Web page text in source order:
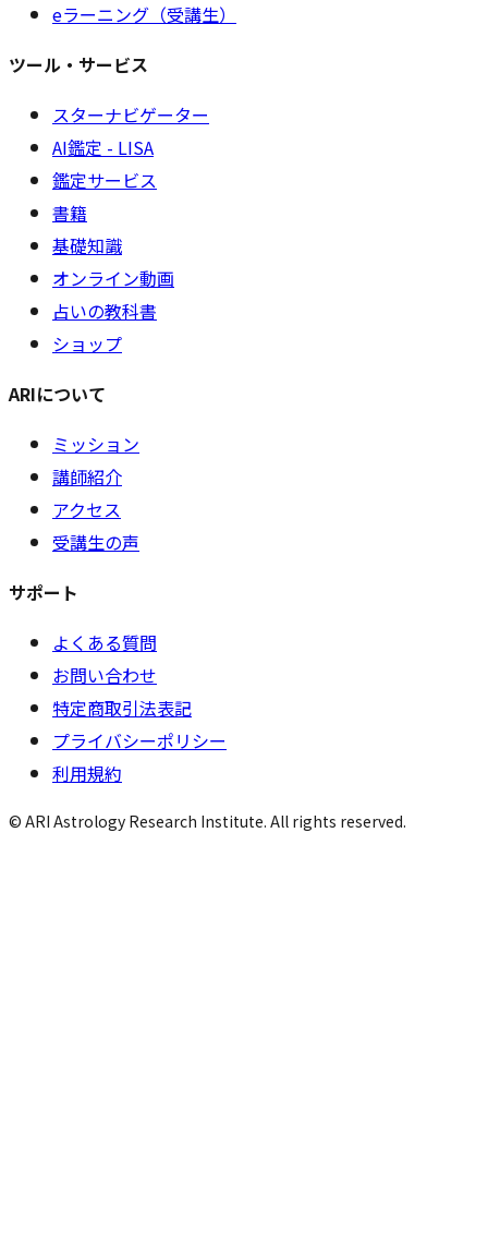
eラーニング（受講生）
ツール・サービス
スターナビゲーター
AI鑑定 - LISA
鑑定サービス
書籍
基礎知識
オンライン動画
占いの教科書
ショップ
ARIについて
ミッション
講師紹介
アクセス
受講生の声
サポート
よくある質問
お問い合わせ
特定商取引法表記
プライバシーポリシー
利用規約
© ARI Astrology Research Institute. All rights reserved.